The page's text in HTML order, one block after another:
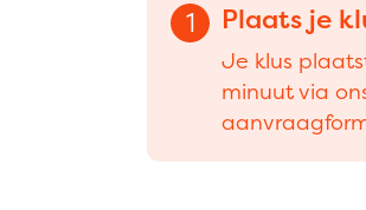
1 Plaats je
Je klus
minuut via